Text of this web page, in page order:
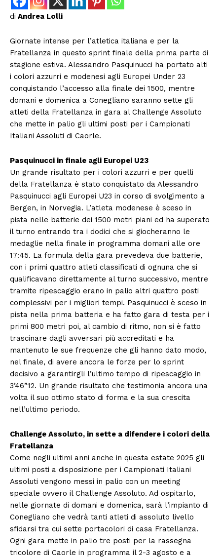
di Andrea Lolli
Giornate intense per l’atletica italiana e per la
Fratellanza in questo sprint finale della prima parte di
stagione estiva. Alessandro Pasquinucci ha portato alti
i colori azzurri e modenesi agli Europei Under 23
conquistando l’accesso alla finale dei 1500, mentre
domani e domenica a Conegliano saranno sette gli
atleti della Fratellanza in gara al Challenge Assoluto
che mette in palio gli ultimi posti per i Campionati
Italiani Assoluti di Caorle.
Pasquinucci in finale agli Europei U23
Un grande risultato per i colori azzurri e per quelli
della Fratellanza è stato conquistato da Alessandro
Pasquinucci agli Europei U23 in corso di svolgimento a
Bergen, in Norvegia. L’atleta modenese è sceso in
pista nelle batterie dei 1500 metri piani ed ha superato
il turno entrando tra i dodici che si giocheranno le
medaglie nella finale in programma domani alle ore
17:45. La formula della gara prevedeva due batterie,
con i primi quattro atleti classificati di ognuna che si
qualificavano direttamente al turno successivo, mentre
tramite ripescaggio erano in palio altri quattro posti
complessivi per i migliori tempi. Pasquinucci è sceso in
pista nella prima batteria e ha fatto gara di testa per i
primi 800 metri poi, al cambio di ritmo, non si è fatto
trascinare dagli avversari più accreditati e ha
mantenuto le sue frequenze che gli hanno dato modo,
nel finale, di avere ancora le forze per lo sprint
decisivo a garantirgli l’ultimo tempo di ripescaggio in
3’46”12. Un grande risultato che testimonia ancora una
volta il suo ottimo stato di forma e la sua crescita
nell’ultimo periodo.
Challenge Assoluto, in sette a difendere i colori della
Fratellanza
Come negli ultimi anni anche in questa estate 2025 gli
ultimi posti a disposizione per i Campionati Italiani
Assoluti vengono messi in palio con un meeting
speciale ovvero il Challenge Assoluto. Ad ospitarlo,
nelle giornate di domani e domenica, sarà l’impianto di
Conegliano che vedrà tanti atleti di assoluto livello
sfidarsi tra cui sette portacolori di casa Fratellanza.
Ogni gara mette in palio tre posti per la rassegna
tricolore di Caorle in programma il 2-3 agosto e a